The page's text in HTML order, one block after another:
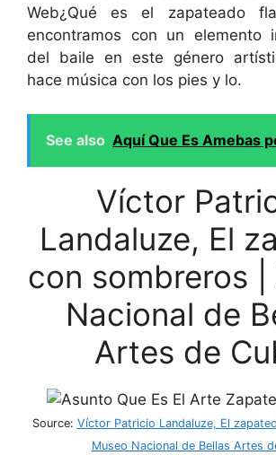
Web¿Qué es el zapateado
encontramos con un elemento
del baile en este género
hace música con los pies y lo.
See also Aquí Que Es Amebas
Víctor
Landaluze, El
con sombreros |
Nacional de
Artes de
Source: Víctor Patricio Landaluze, El
Museo Nacional de Bellas Artes